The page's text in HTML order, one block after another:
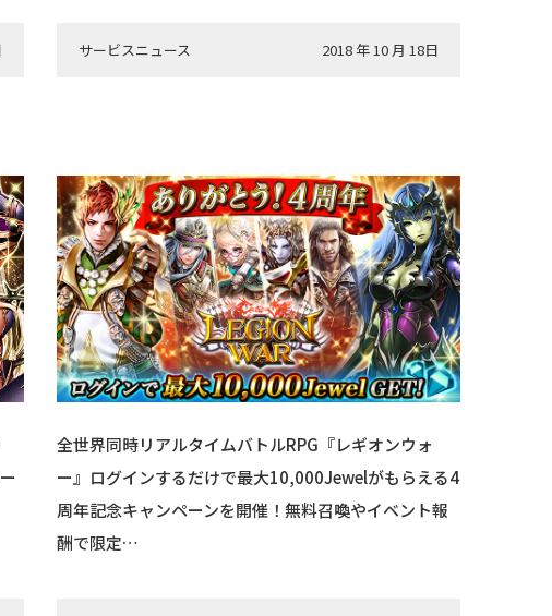
サービスニュース 2018 年 10 月 18日
全世界同時リアルタイムバトルRPG『レギオンウォ
ー』ログインするだけで最大10,000Jewelがもらえる4
周年記念キャンペーンを開催！無料召喚やイベント報
酬で限定…